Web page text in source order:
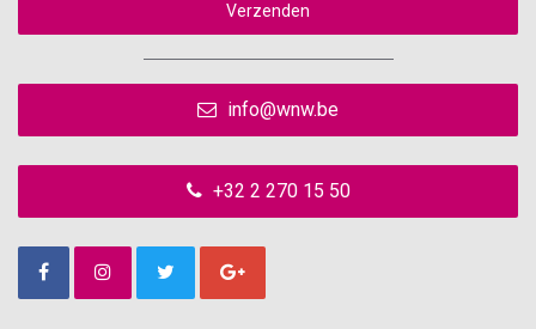
Verzenden
info@wnw.be
+32 2 270 15 50